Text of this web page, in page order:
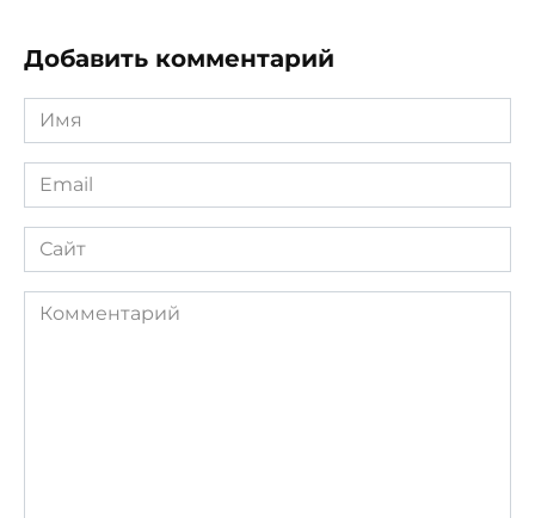
Добавить комментарий
Имя
Email
Сайт
Комментарий